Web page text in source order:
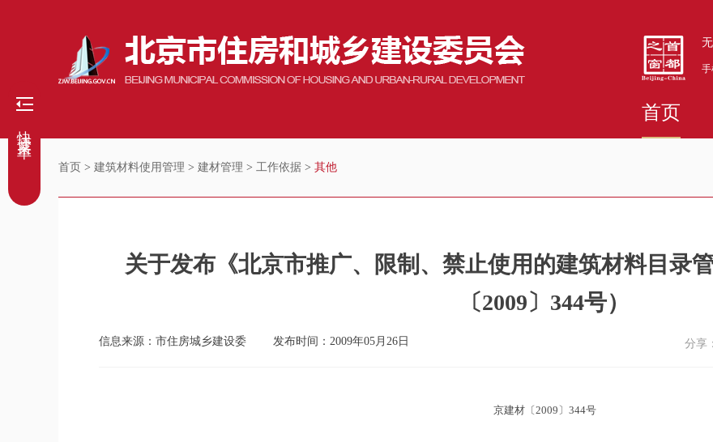
手
首页
首页 > 建筑材料使用管理 > 建材管理 > 工作依据 > 其他
关于发布《北京市推广、限制、禁止使用的建筑材料目录
〔2009〕344号）
信息来源：市住房城乡建设委 发布时间：2009年05月26日 分享：
京建材〔2009〕344号
快捷菜单